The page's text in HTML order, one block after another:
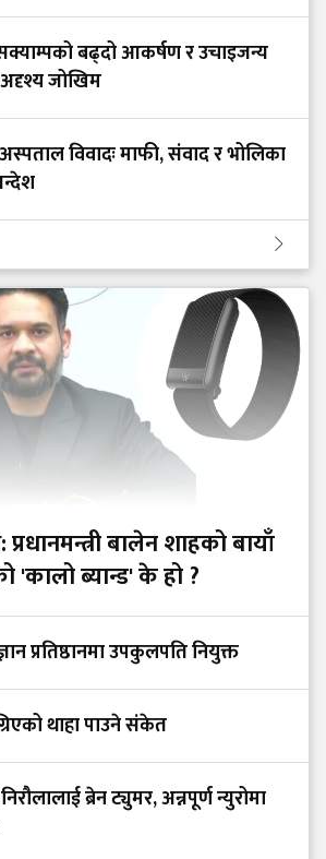
बढ्दो आकर्षण र उचाइजन्य
जोखिम
विवादः माफी, संवाद र भोलिका
प्रधानमन्त्री बालेन शाहको बायाँ
'कालो ब्यान्ड' के हो ?
प्रतिष्ठानमा उपकुलपति नियुक्त
थाहा पाउने संकेत
ब्रेन ट्युमर, अन्नपूर्ण न्युरोमा